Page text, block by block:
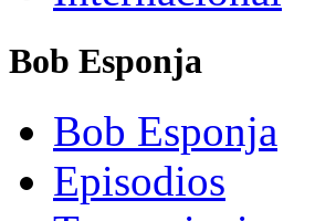
Bob Esponja
Bob Esponja
Episodios